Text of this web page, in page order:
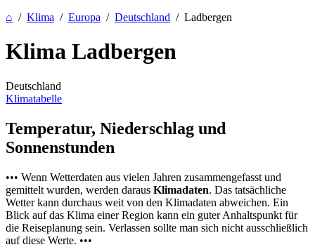
⌂ / Klima / Europa / Deutschland / Ladbergen
Klima Ladbergen
Deutschland
Klimatabelle
Temperatur, Niederschlag und
Sonnenstunden
••• Wenn Wetterdaten aus vielen Jahren zusammengefasst und
gemittelt wurden, werden daraus Klimadaten. Das tatsächliche
Wetter kann durchaus weit von den Klimadaten abweichen. Ein
Blick auf das Klima einer Region kann ein guter Anhaltspunkt für
die Reiseplanung sein. Verlassen sollte man sich nicht ausschließlich
auf diese Werte. •••